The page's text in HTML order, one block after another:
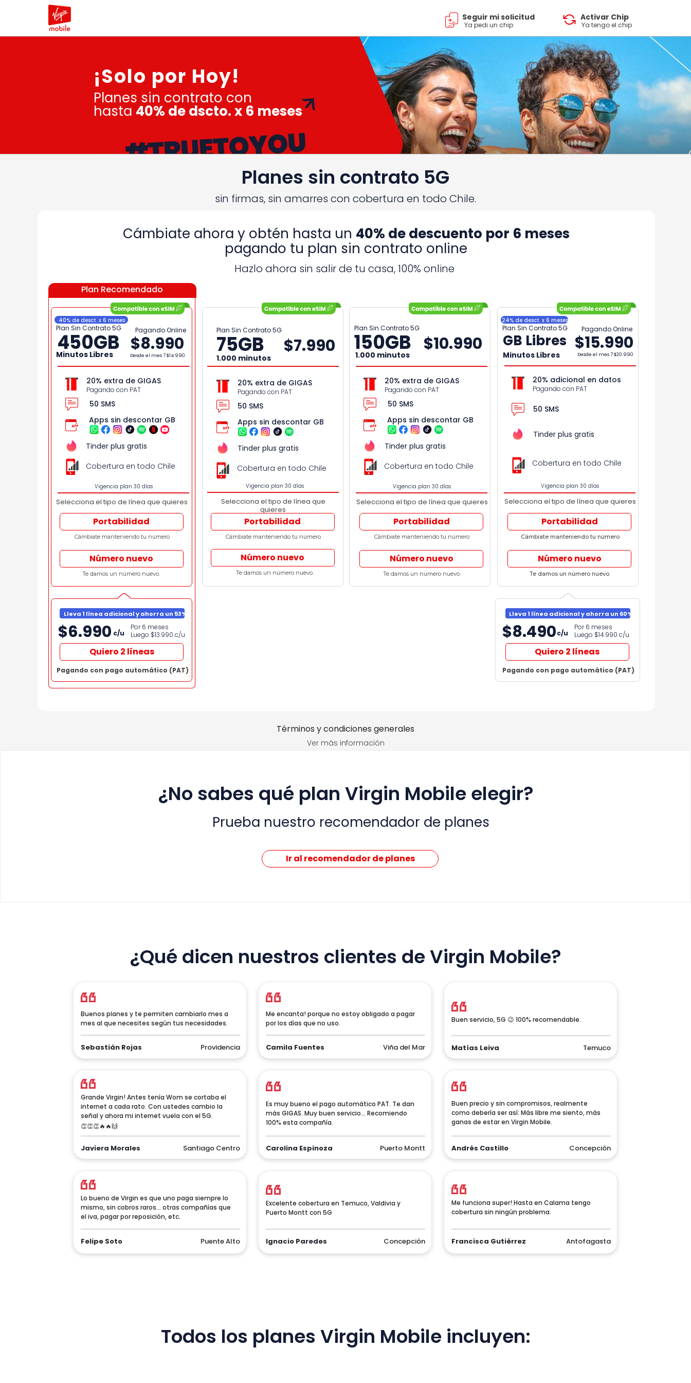
Términos y condiciones generales
Cámbiate ahora y obtén hasta un 40% dedescuento por 6 meses
pagando tu plan sin contrato online
Hazlo ahora sin salir de tu casa, 100% online
75GB
1.000 minutos
$7.990
Portabilidad
Plan Sin Contrato 5G
50 SMS
Apps sin descontar GB
Tinder plus gratis
Vigencia plan 30 días
Número nuevo
Cámbiate manteniendo tu número
Selecciona el tipo de línea que
quieres
Te damos un número nuevo.
20% extra de GIGAS
Pagando con PAT
Cobertura en todo Chile
150GB
1.000 minutos
$10.990
Portabilidad
Plan Sin Contrato 5G
50 SMS
Apps sin descontar GB
Tinder plus gratis
Vigencia plan 30 días
Cámbiate manteniendo tu número
Número nuevo
Te damos un número nuevo.
Selecciona el tipo de línea que quieres
20% extra de GIGAS
Pagando con PAT
Cobertura en todo Chile
GB Libres
Minutos Libres
$15.990
Portabilidad
Plan Sin Contrato 5G Pagando Online
Desde el mes 7$20.990
50 SMS
Tinder plus gratis
Vigencia plan 30 días
24% de desct. x 6 meses
Cámbiate manteniendo tu número
Número nuevo
Te damos un número nuevo.
Selecciona el tipo de línea que quieres
20% adicional en datos
Pagando con PAT
Cobertura en todo Chile
Plan Recomendado
Quiero 2 líneas
Pagando con pago automático (PAT)
Por 6 meses
Luego $13.990 c/u
$6.990 c/u
Lleva 1 línea adicional y ahorra un 53%
450GB
Minutos Libres $8.990
Portabilidad
Plan Sin Contrato 5G Pagando Online
Desde el mes 7$14.990
50 SMS
Apps sin descontar GB
Tinder plus gratis
Vigencia plan 30 días
40% de desct. x 6 meses
Cámbiate manteniendo tu número
Número nuevo
Te damos un número nuevo.
Selecciona el tipo de línea que quieres
20% extra de GIGAS
Pagando con PAT
Cobertura en todo Chile
Quiero 2 líneas
Pagando con pago automático (PAT)
Por 6 meses
Luego $14.990 c/u
$8.490c/u
Lleva 1 línea adicional y ahorra un 60%
Ver más información
Todos los planes Virgin Mobile incluyen:
Planes sin contrato 5G
sin firmas, sin amarres con cobertura en todo Chile.
¡Solo por Hoy!
Seguir mi solicitud
Ya pedi un chip
Activar Chip
Ya tengo el chip
¿Qué dicen nuestros clientes de Virgin Mobile?
Buenos planes y te permiten cambiarlo mes a
mes al que necesites según tus necesidades.
Sebastián Rojas Providencia
Me encanta! porque no estoy obligado a pagar
por los días que no uso.
Camila Fuentes Viña del Mar
Buen servicio, 5G 😉 100% recomendable.
Matías Leiva Temuco
Buen precio y sin compromisos, realmente
como debería ser así: Más libre me siento, más
ganas de estar en Virgin Mobile.
Andrés Castillo Concepción
Es muy bueno el pago automático PAT. Te dan
más GIGAS. Muy buen servicio... Recomiendo
100% esta compañía.
Carolina Espinoza Puerto Montt
Grande Virgin! Antes tenía Wom se cortaba el
internet a cada rato. Con ustedes cambio la
señal y ahora mi internet vuela con el 5G.
Javiera Morales Santiago Centro
👏👏👏🔥🔥🙌
Lo bueno de Virgin es que uno paga siempre lo
mismo, sin cobros raros... otras compañías que
el iva, pagar por reposición, etc.
Felipe Soto Puente Alto
Excelente cobertura en Temuco, Valdivia y
Puerto Montt con 5G
Ignacio Paredes Concepción
Me funciona super! Hasta en Calama tengo
cobertura sin ningún problema.
Francisca Gutiérrez Antofagasta
Planes sin contrato con
hasta 40% de dscto. x 6 meses
¿No sabes qué plan Virgin Mobile elegir?
Prueba nuestro recomendador de planes
Ir al recomendador de planes